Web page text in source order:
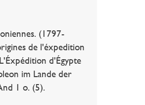
(1797-
de l'éxpedition
d'Égypte
im Lande der
1 o. (5).